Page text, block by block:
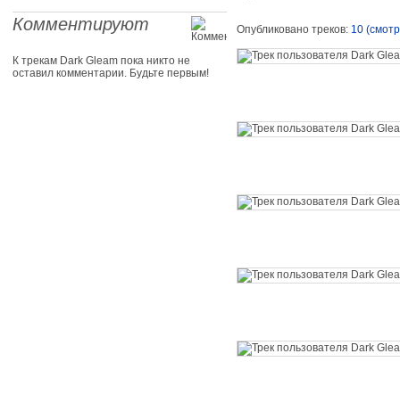
Комментируют
К трекам Dark Gleam пока никто не
оставил комментарии. Будьте первым!
Опубликовано треков: 10